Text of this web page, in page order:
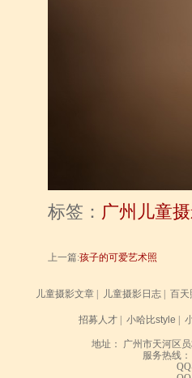
标签： 广州儿童
上一篇:孩子的可爱艺术照
儿童摄影文章 儿童摄影日志 百天
招募人才| 小哈比style
地址： 广州市天河区
服务热线：